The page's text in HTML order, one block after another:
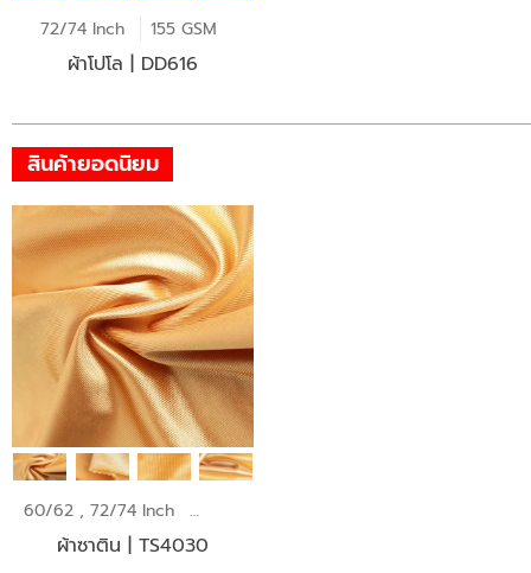
72/74 Inch 155 GSM
ผ้าโปโล | DD616
สินค้ายอดนิยม
60/62 , 72/74 Inch
ผ้าซาติน | TS4030